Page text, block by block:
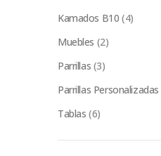
Kamados B10 (4)
Muebles (2)
Parrillas (3)
Parrillas Personalizadas
Tablas (6)